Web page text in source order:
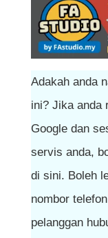
Adakah anda
ini? Jika anda
Google dan
servis anda,
di sini. Boleh
nombor
pelanggan